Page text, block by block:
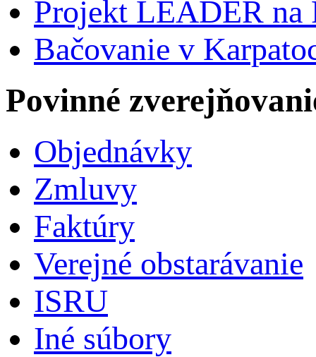
Projekt LEADER na
Bačovanie v
Povinné
Objednávky
Zmluvy
Faktúry
Verejné obstarávanie
ISRU
Iné súbory